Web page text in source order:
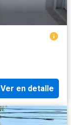
Ver en detalle